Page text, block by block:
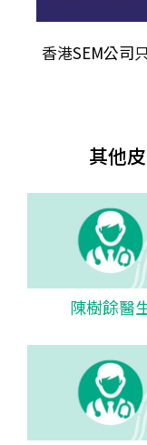
香港SEM公司
其他
陳樹餘醫